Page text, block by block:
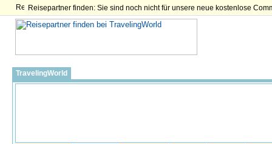
Reisepartner finden: Sie sind noch nicht für unsere neue kostenlose
TravelingWorld